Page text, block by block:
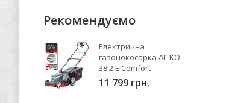
Рекомендуємо
Електрична
газонокосарка AL-KO
38.2 E Comfort
11 799 грн.